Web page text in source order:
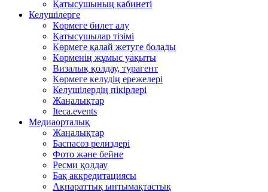
Қатысушының кабинеті
Келушілерге
Көрмеге билет алу
Қатысушылар тізімі
Көрмеге қалай жетуге болады
Көрменің жұмыс уақыты
Визалық қолдау, турагент
Көрмеге келудің ережелері
Келушілердің пікірлері
Жаңалықтар
Iteca.events
Медиаорталық
Жаңалықтар
Баспасөз релиздері
Фото және бейне
Ресми қолдау
Бақ аккредитациясы
Ақпараттық ынтымақтастық